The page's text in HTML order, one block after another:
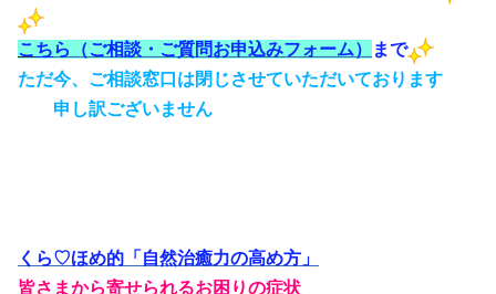
こ ちら（ご相談・ご質問お申込みフォーム）
まで
ただ今、ご相談窓口は閉じさせていただいております
申し訳ございません
くら♡ほめ的「自然治癒力の高め方」
皆さまから寄せられるお困りの症状